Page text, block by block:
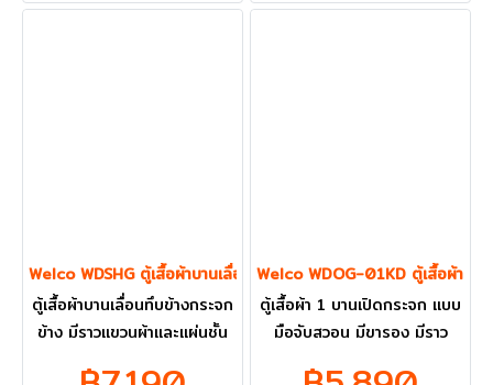
Welco WDSHG ตู้เสื้อผ้าบานเลื่อนทึบข้างกระจกข้าง
ตู้เสื้อผ้าบานเลื่อนทึบข้างกระจก
ข้าง มีราวแขวนผ้าและแผ่นชั้น
Welco WDOG-01KD ตู้เสื้อผ้า 1
ตู้เสื้อผ้า 1 บานเปิดกระจก แบบ
มือจับสวอน มีขารอง มีราว